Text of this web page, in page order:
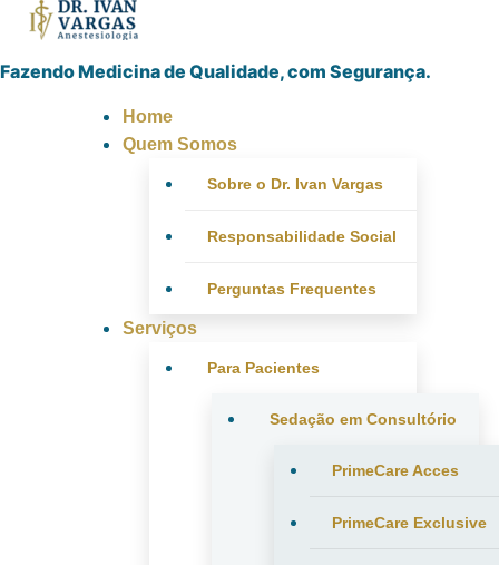
Fazendo Medicina de Qualidade, com Segurança.
Home
Quem Somos
Sobre o Dr. Ivan Vargas
Responsabilidade Social
Perguntas Frequentes
Serviços
Para Pacientes
Sedação em Consultório
PrimeCare Acces
PrimeCare Exclusive